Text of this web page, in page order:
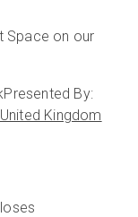
Space on our
Presented By:
Kingdom